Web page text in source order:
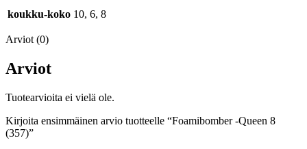
koukku-koko 10, 6, 8
Arviot (0)
Arviot
Tuotearvioita ei vielä ole.
Kirjoita ensimmäinen arvio tuotteelle “Foamibomber -Queen 8
(357)”